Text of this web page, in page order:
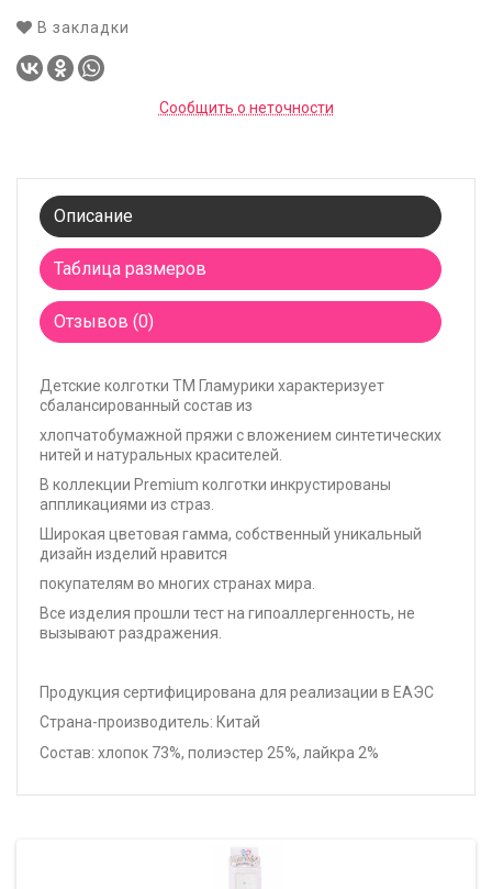
В закладки
Сообщить о неточности
Описание
Таблица размеров
Отзывов (0)
Детские колготки ТМ Гламурики характеризует
сбалансированный состав из
хлопчатобумажной пряжи с вложением синтетических
нитей и натуральных красителей.
В коллекции Premium колготки инкрустированы
аппликациями из страз.
Широкая цветовая гамма, собственный уникальный
дизайн изделий нравится
покупателям во многих странах мира.
Все изделия прошли тест на гипоаллергенность, не
вызывают раздражения.
Продукция сертифицирована для реализации в ЕАЭС
Страна-производитель: Китай
Состав: хлопок 73%, полиэстер 25%, лайкра 2%